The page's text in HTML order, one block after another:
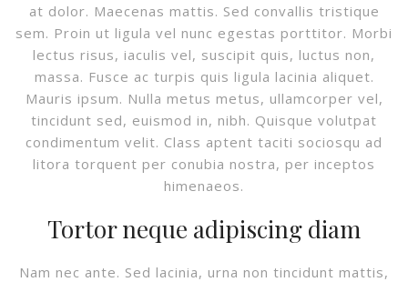
at dolor. Maecenas mattis. Sed convallis tristique
sem. Proin ut ligula vel nunc egestas porttitor. Morbi
lectus risus, iaculis vel, suscipit quis, luctus non,
massa. Fusce ac turpis quis ligula lacinia aliquet.
Mauris ipsum. Nulla metus metus, ullamcorper vel,
tincidunt sed, euismod in, nibh. Quisque volutpat
condimentum velit. Class aptent taciti sociosqu ad
litora torquent per conubia nostra, per inceptos
himenaeos.
Tortor neque adipiscing diam
Nam nec ante. Sed lacinia, urna non tincidunt mattis,